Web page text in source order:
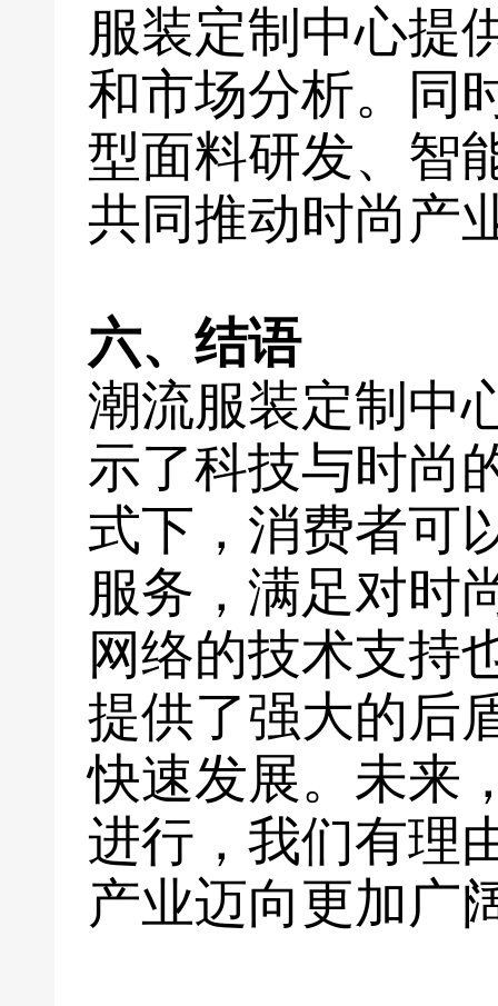
服装定制中心提
和市场分析。同
型面料研发、智
共同推动时尚产
六、结语
潮流服装定制中
示了科技与时尚
式下，消费者可
服务，满足对时
网络的技术支持
提供了强大的后
快速发展。未来
进行，我们有理
产业迈向更加广